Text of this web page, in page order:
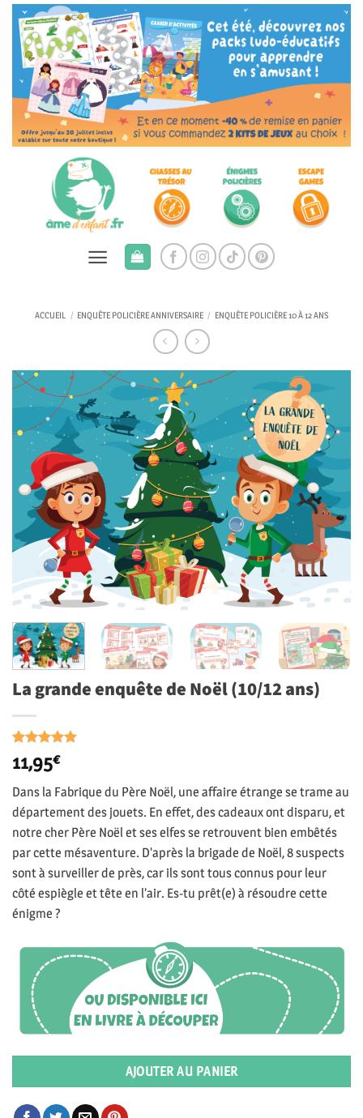
Passer
contenu
ACCUEIL / ENQUÊTE POLICIÈRE ANNIVERSAIRE / ENQUÊTE POLICIÈRE 10 À 12 ANS
La grande enquête de Noël (10/12 ans)
Noté 5sur
5 basé sur
4
client
11,95€
Dans la Fabrique du Père Noël, une affaire étrange se trame au
département des jouets. En effet, des cadeaux ont disparu, et
notre cher Père Noël et ses elfes se retrouvent bien embêtés
par cette mésaventure. D’après la brigade de Noël, 8 suspects
sont à surveiller de près, car ils sont tous connus pour leur
côté espiègle et tête en l’air. Es-tu prêt(e) à résoudre cette
énigme ?
AJOUTER AU PANIER